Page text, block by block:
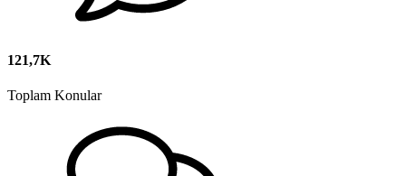
121,7K
Toplam Konular